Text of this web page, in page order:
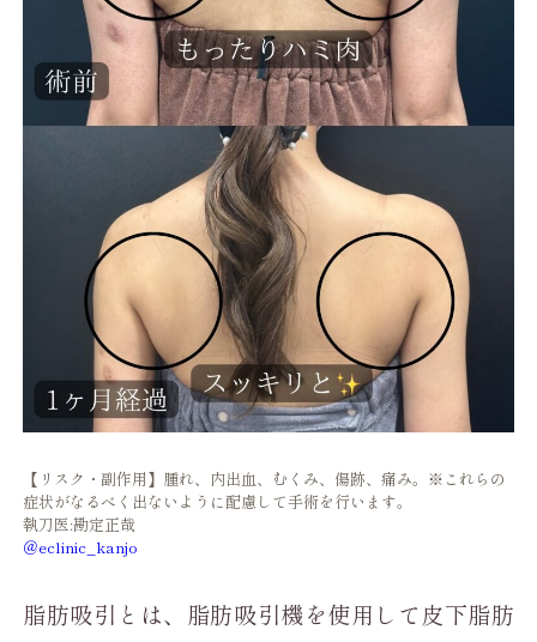
【リスク・副作用】腫れ、内出血、むくみ、傷跡、痛み。※これらの
症状がなるべく出ないように配慮して手術を行います。
執刀医:勘定正哉
＠eclinic_kanjo
脂肪吸引とは、脂肪吸引機を使用して皮下脂肪